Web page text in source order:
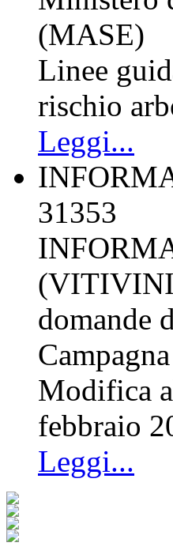
(MASE)
Linee
rischio
Leggi...
31353
domande
Modifica
febbraio
Leggi...